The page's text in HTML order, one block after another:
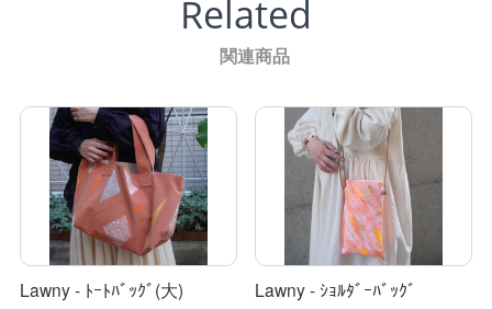
Related
関連商品
Lawny - ﾄｰﾄﾊﾞｯｸﾞ(大)
Lawny - ｼｮﾙﾀﾞｰﾊﾞｯｸﾞ